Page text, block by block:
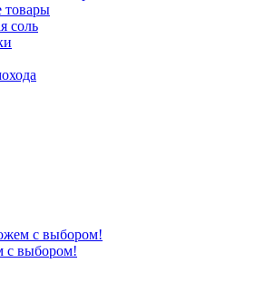
товары
соль
с выбором!
с выбором!